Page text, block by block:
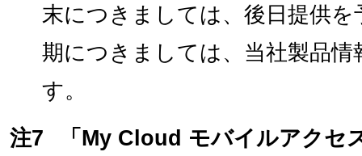
末につきましては、後日提供
期につきましては、当社製品
す。
注7
「My Cloud モバイルアクセ